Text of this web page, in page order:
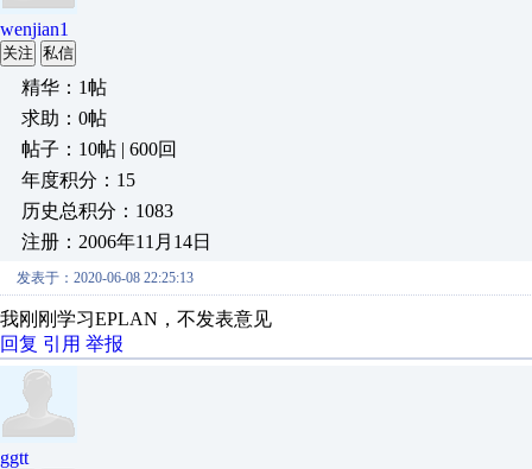
wenjian1
关注 私信
精华：1帖
求助：0帖
帖子：10帖 | 600回
年度积分：15
历史总积分：1083
注册：2006年11月14日
发表于：2020-06-08 22:25:13
我刚刚学习EPLAN，不发表意见
回复 引用 举报
ggtt